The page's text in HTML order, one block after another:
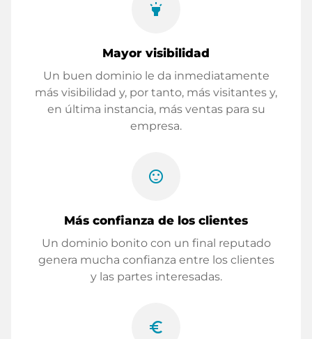
highlight
Mayor visibilidad
Un buen dominio le da inmediatamente
más visibilidad y, por tanto, más visitantes y,
en última instancia, más ventas para su
empresa.
sentiment_satisfied
Más confianza de los clientes
Un dominio bonito con un final reputado
genera mucha confianza entre los clientes
y las partes interesadas.
euro_symbol